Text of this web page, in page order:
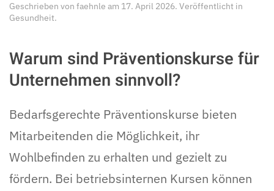
Geschrieben von faehnle am 17. April 2026. Veröffentlicht in
Gesundheit.
Warum sind Präventionskurse für
Unternehmen sinnvoll?
Bedarfsgerechte Präventionskurse bieten
Mitarbeitenden die Möglichkeit, ihr
Wohlbefinden zu erhalten und gezielt zu
fördern. Bei betriebsinternen Kursen können